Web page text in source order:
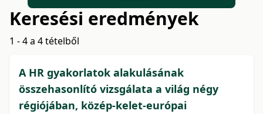
Keresési eredmények
1 - 4 a 4 tételből
A HR gyakorlatok alakulásának
összehasonlító vizsgálata a világ négy
régiójában, közép-kelet-európai